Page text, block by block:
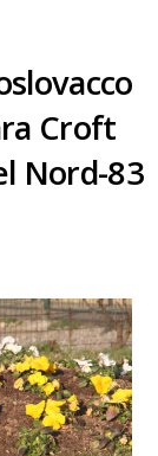
Croft
Nord-83